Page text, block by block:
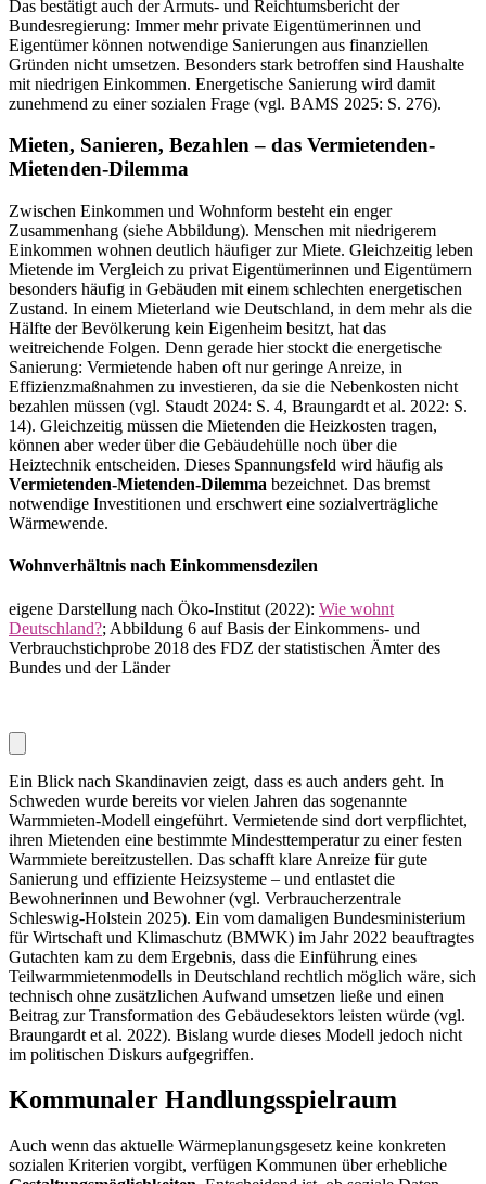
Das bestätigt auch der Armuts- und Reichtumsbericht der
Bundesregierung: Immer mehr private Eigentümerinnen und
Eigentümer können notwendige Sanierungen aus finanziellen
Gründen nicht umsetzen. Besonders stark betroffen sind Haushalte
mit niedrigen Einkommen. Energetische Sanierung wird damit
zunehmend zu einer sozialen Frage (vgl. BAMS 2025: S. 276).
Mieten, Sanieren, Bezahlen – das Vermietenden-
Mietenden-Dilemma
Zwischen Einkommen und Wohnform besteht ein enger
Zusammenhang (siehe Abbildung). Menschen mit niedrigerem
Einkommen wohnen deutlich häufiger zur Miete. Gleichzeitig leben
Mietende im Vergleich zu privat Eigentümerinnen und Eigentümern
besonders häufig in Gebäuden mit einem schlechten energetischen
Zustand. In einem Mieterland wie Deutschland, in dem mehr als die
Hälfte der Bevölkerung kein Eigenheim besitzt, hat das
weitreichende Folgen. Denn gerade hier stockt die energetische
Sanierung: Vermietende haben oft nur geringe Anreize, in
Effizienzmaßnahmen zu investieren, da sie die Nebenkosten nicht
bezahlen müssen (vgl. Staudt 2024: S. 4, Braungardt et al. 2022: S.
14). Gleichzeitig müssen die Mietenden die Heizkosten tragen,
können aber weder über die Gebäudehülle noch über die
Heiztechnik entscheiden. Dieses Spannungsfeld wird häufig als
Vermietenden-Mietenden-Dilemma bezeichnet. Das bremst
notwendige Investitionen und erschwert eine sozialverträgliche
Wärmewende.
Wohnverhältnis nach Einkommensdezilen
eigene Darstellung nach Öko-Institut (2022): Wie wohnt
Deutschland?; Abbildung 6 auf Basis der Einkommens- und
Verbrauchstichprobe 2018 des FDZ der statistischen Ämter des
Bundes und der Länder
Ein Blick nach Skandinavien zeigt, dass es auch anders geht. In
Schweden wurde bereits vor vielen Jahren das sogenannte
Warmmieten-Modell eingeführt. Vermietende sind dort verpflichtet,
ihren Mietenden eine bestimmte Mindesttemperatur zu einer festen
Warmmiete bereitzustellen. Das schafft klare Anreize für gute
Sanierung und effiziente Heizsysteme – und entlastet die
Bewohnerinnen und Bewohner (vgl. Verbraucherzentrale
Schleswig-Holstein 2025). Ein vom damaligen Bundesministerium
für Wirtschaft und Klimaschutz (BMWK) im Jahr 2022 beauftragtes
Gutachten kam zu dem Ergebnis, dass die Einführung eines
Teilwarmmietenmodells in Deutschland rechtlich möglich wäre, sich
technisch ohne zusätzlichen Aufwand umsetzen ließe und einen
Beitrag zur Transformation des Gebäudesektors leisten würde (vgl.
Braungardt et al. 2022). Bislang wurde dieses Modell jedoch nicht
im politischen Diskurs aufgegriffen.
Kommunaler Handlungsspielraum
Auch wenn das aktuelle Wärmeplanungsgesetz keine konkreten
sozialen Kriterien vorgibt, verfügen Kommunen über erhebliche